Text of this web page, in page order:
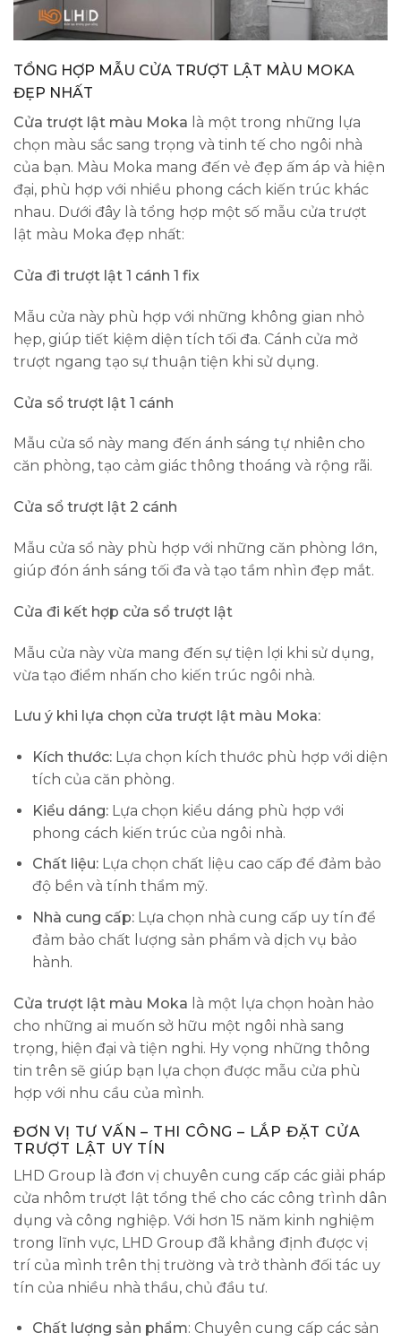
TỔNG HỢP MẪU CỬA TRƯỢT LẬT MÀU MOKA
ĐẸP NHẤT
Cửa trượt lật màu Moka là một trong những lựa
chọn màu sắc sang trọng và tinh tế cho ngôi nhà
của bạn. Màu Moka mang đến vẻ đẹp ấm áp và hiện
đại, phù hợp với nhiều phong cách kiến trúc khác
nhau. Dưới đây là tổng hợp một số mẫu cửa trượt
lật màu Moka đẹp nhất:
Cửa đi trượt lật 1 cánh 1 fix
Mẫu cửa này phù hợp với những không gian nhỏ
hẹp, giúp tiết kiệm diện tích tối đa. Cánh cửa mở
trượt ngang tạo sự thuận tiện khi sử dụng.
Cửa sổ trượt lật 1 cánh
Mẫu cửa sổ này mang đến ánh sáng tự nhiên cho
căn phòng, tạo cảm giác thông thoáng và rộng rãi.
Cửa sổ trượt lật 2 cánh
Mẫu cửa sổ này phù hợp với những căn phòng lớn,
giúp đón ánh sáng tối đa và tạo tầm nhìn đẹp mắt.
Cửa đi kết hợp cửa sổ trượt lật
Mẫu cửa này vừa mang đến sự tiện lợi khi sử dụng,
vừa tạo điểm nhấn cho kiến trúc ngôi nhà.
Lưu ý khi lựa chọn cửa trượt lật màu Moka:
Kích thước:Lựa chọn kích thước phù hợp với diện
tích của căn phòng.
Kiểu dáng:Lựa chọn kiểu dáng phù hợp với
phong cách kiến trúc của ngôi nhà.
Chất liệu:Lựa chọn chất liệu cao cấp để đảm bảo
độ bền và tính thẩm mỹ.
Nhà cung cấp:Lựa chọn nhà cung cấp uy tín để
đảm bảo chất lượng sản phẩm và dịch vụ bảo
hành.
Cửa trượt lật màu Moka là một lựa chọn hoàn hảo
cho những ai muốn sở hữu một ngôi nhà sang
trọng, hiện đại và tiện nghi. Hy vọng những thông
tin trên sẽ giúp bạn lựa chọn được mẫu cửa phù
hợp với nhu cầu của mình.
ĐƠN VỊ TƯ VẤN – THI CÔNG – LẮP ĐẶT CỬA
TRƯỢT LẬT UY TÍN
LHD Group là đơn vị chuyên cung cấp các giải pháp
cửa nhôm trượt lật tổng thể cho các công trình dân
dụng và công nghiệp. Với hơn 15 năm kinh nghiệm
trong lĩnh vực, LHD Group đã khẳng định được vị
trí của mình trên thị trường và trở thành đối tác uy
tín của nhiều nhà thầu, chủ đầu tư.
Chất lượng sản phẩm: Chuyên cung cấp các sản